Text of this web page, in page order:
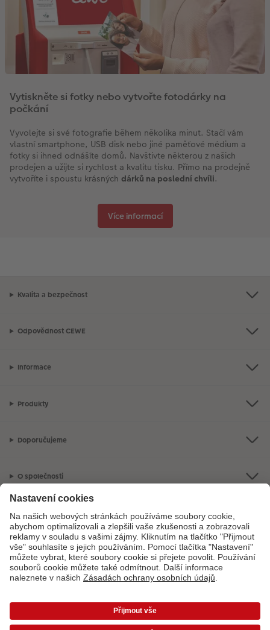
Vytiskněte si fotky nebo vytvořte fotodárky na
počkání
Vyvolejte si své fotografie během několika minut. Stačí vám
vlastní smartphone, USB disk nebo jiné paměťové médium a
fotky si ihned odnášíte domů. Navštivte některou z našich
prodejen a užijte si rychlost a kvalitu tisku. Přímo na prodejně
vytvoříte i spoustu krásných dárků na poslední chvíli.
Více informací
Kvalita a bezpečnost
Odpovědnost CEWE
Informace
Produkty
Doporučujeme
O společnosti
Máte-li jakékoli dotazy týkající se fotoproduktů nebo objednávek,
neváhejte nás kontaktovat:+ 420 272 071 399[Po - Pá: 8:30 - 17:00 h]